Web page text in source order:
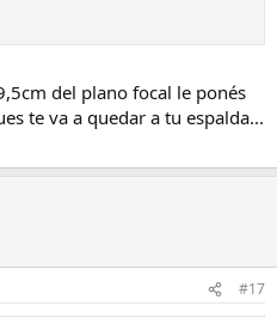
del plano focal le ponés
te va a quedar a tu espalda...
#17